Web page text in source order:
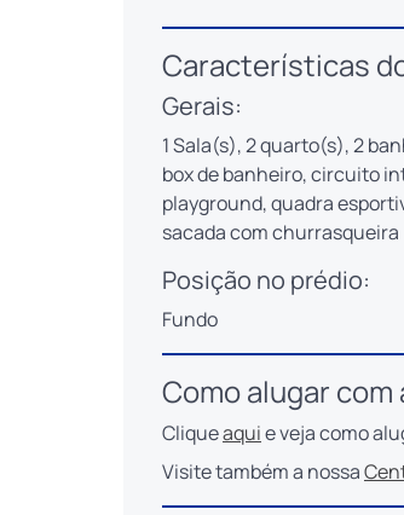
Características
Gerais:
1 Sala(s), 2 quarto(s), 2
box de banheiro, circuito
playground, quadra
sacada com churrasqueira
Posição no prédio:
Fundo
Como alugar com
Cliqueaquie veja como
Visite também a nossa